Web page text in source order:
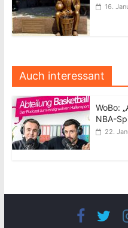
16.
Auch interessant
WoBo:
NBA-
22.